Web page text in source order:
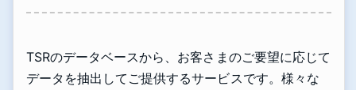
TSRのデータベースから、お客さまのご要望に応じて
データを抽出してご提供するサービスです。様々な